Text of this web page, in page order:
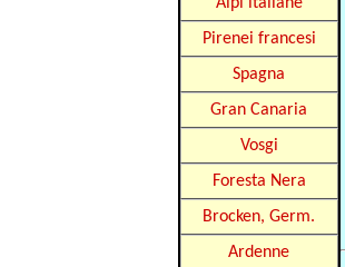
Pirenei francesi
Spagna
Gran Canaria
Vosgi
Foresta Nera
Brocken, Germ.
Ardenne